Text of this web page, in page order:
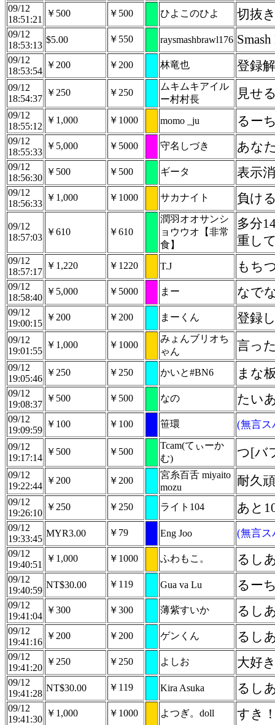
09/12
18:51:21
￥500 ￥500 ひよこのひよ 切抜
09/12
18:53:13
$5.00 ￥550 raysmashbrawl176
09/12
18:53:54
￥200 ￥200 林竜也 登録
09/12
18:54:37
￥250 ￥250
ムキムキアイル
ー村村長
見せ
09/12
18:55:12
￥1,000 ￥1000 momo _ju るー
09/12
18:55:33
￥5,000 ￥5000 守名しづき あな
09/12
18:56:30
￥500 ￥500 ギータ 表示
09/12
18:56:33
￥1,000 ￥1000 サカナイト 負け
09/12
18:57:03
￥610 ￥610
潤羽オオサンシ
ョウウオ【非常
食】
多分
重し
09/12
18:57:17
￥1,220 ￥1220 T.J もち
09/12
18:58:40
￥5,000 ￥5000 まー なで
09/12
19:00:15
￥200 ￥200 まーくん 登録
09/12
19:01:55
￥1,000 ￥1000
みょんブリオち
ゃん
言っ
09/12
19:05:46
￥250 ￥250 かいと#BN6 まな
09/12
19:08:37
￥500 ￥500 なの たい
09/12
19:09:59
￥100 ￥100 笹環 (無言ス
09/12
19:17:14
￥500 ￥500
Tcam(てぃーか
む)
つ[バ
09/12
19:22:44
￥200 ￥200
宮糸百舌 miyaito
mozu
耐久
09/12
19:26:10
￥250 ￥250 ライト104 あと
09/12
19:33:45
MYR3.00 ￥79 Eng Joo (無言ス
09/12
19:40:51
￥1,000 ￥1000 ふわもこ。 るし
09/12
19:40:59
NT$30.00 ￥119 Gua va Lu るー
09/12
19:41:04
￥300 ￥300 薄紫すいか るし
09/12
19:41:16
￥200 ￥200 ゲンくん るし
09/12
19:41:20
￥250 ￥250 よしお 大好
09/12
19:41:28
NT$30.00 ￥119 Kira Asuka るし
09/12
19:41:30
￥1,000 ￥1000 よつぎ。doll すき